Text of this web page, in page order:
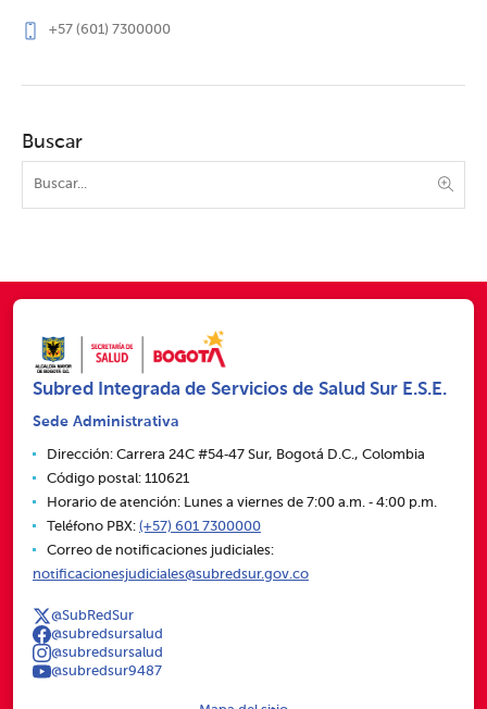
+57 (601) 7300000
Buscar
Subred Integrada de Servicios de Salud Sur E.S.E.
Sede Administrativa
Dirección: Carrera 24C #54‑47 Sur, Bogotá D.C., Colombia
Código postal: 110621
Horario de atención: Lunes a viernes de 7:00 a.m. ‑ 4:00 p.m.
Teléfono PBX: (+57) 601 7300000
Correo de notificaciones judiciales:
notificacionesjudiciales@subredsur.gov.co
@SubRedSur
@subredsursalud
@subredsursalud
@subredsur9487